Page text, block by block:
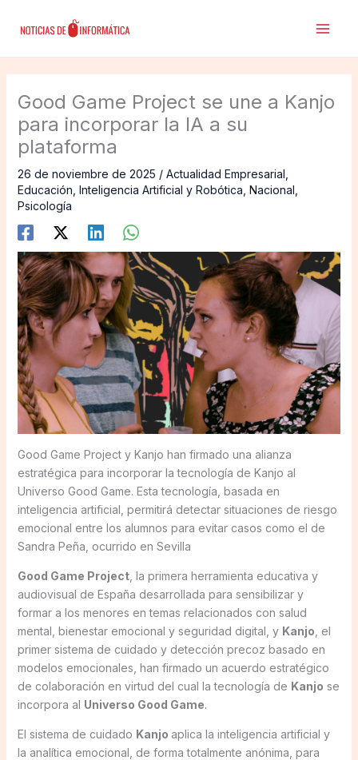
Good Game Project se une a Kanjo
para incorporar la IA a su
plataforma
26 de noviembre de 2025 / Actualidad Empresarial
Educación Inteligencia Artificial y Robótica Nacional
Psicología
Good Game Project y Kanjo han firmado una alianza
estratégica para incorporar la tecnología de Kanjo al
Universo Good Game. Esta tecnología, basada en
inteligencia artificial, permitirá detectar situaciones de riesgo
emocional entre los alumnos para evitar casos como el de
Sandra Peña, ocurrido en Sevilla
Good Game Project, la primera herramienta educativa y
audiovisual de España desarrollada para sensibilizar y
formar a los menores en temas relacionados con salud
mental, bienestar emocional y seguridad digital, y Kanjo , el
primer sistema de cuidado y detección precoz basado en
modelos emocionales, han firmado un acuerdo estratégico
de colaboración en virtud del cual la tecnología de Kanjo se
incorpora al Universo Good Game.
El sistema de cuidado Kanjo aplica la inteligencia artificial y
la analítica emocional, de forma totalmente anónima, para